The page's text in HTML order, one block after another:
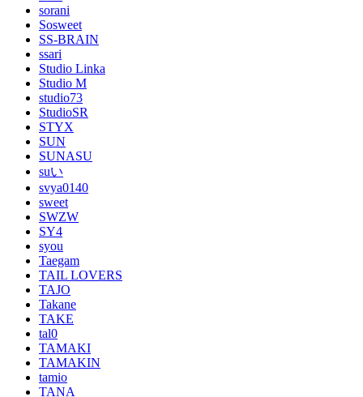
sorani
Sosweet
SS-BRAIN
ssari
Studio Linka
Studio M
studio73
StudioSR
STYX
SUN
SUNASU
suい
svya0140
sweet
SWZW
SY4
syou
Taegam
TAIL LOVERS
TAJO
Takane
TAKE
tal0
TAMAKI
TAMAKIN
tamio
TANA